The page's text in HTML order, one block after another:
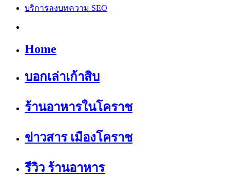
บริการลงบทความ SEO
Home
บอกเล่าเก้าสิบ
ร้านอาหารในโคราช
ข่าวสาร เมืองโคราช
รีวิว ร้านอาหาร